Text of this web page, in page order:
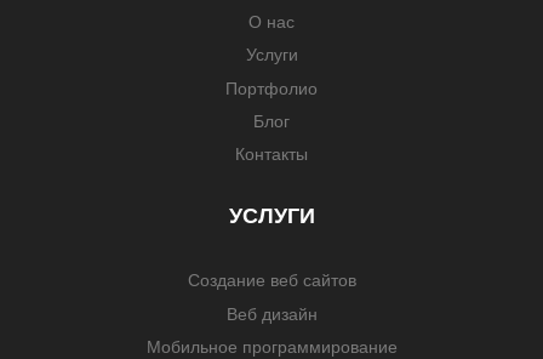
О нас
Услуги
Портфолио
Блог
Контакты
УСЛУГИ
Создание веб сайтов
Веб дизайн
Мобильное программирование